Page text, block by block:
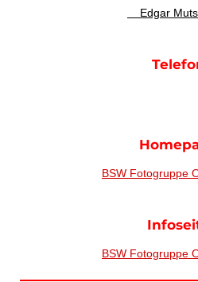
Edgar
BSW Fotogruppe
BSW Fotogruppe